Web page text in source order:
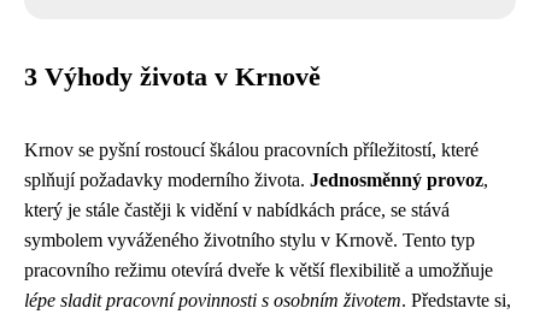
3 Výhody života v Krnově
Krnov se pyšní rostoucí škálou pracovních příležitostí, které
splňují požadavky moderního života. Jednosměnný provoz,
který je stále častěji k vidění v nabídkách práce, se stává
symbolem vyváženého životního stylu v Krnově. Tento typ
pracovního režimu otevírá dveře k větší flexibilitě a umožňuje
lépe sladit pracovní povinnosti s osobním životem. Představte si,